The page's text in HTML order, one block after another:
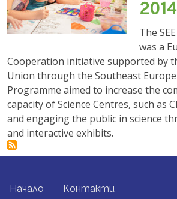
2014
The
was a
Cooperation initiative supported by
Union through the Southeast
Programme aimed to increase the
capacity of Science Centres, such as
and engaging the public in science
and interactive exhibits.
FOOTER MENU
Начало Контакти